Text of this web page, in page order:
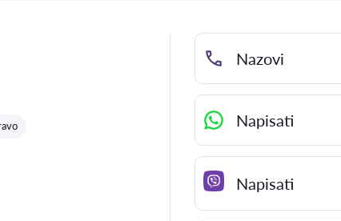
Nazovi
Napisati
Napisati